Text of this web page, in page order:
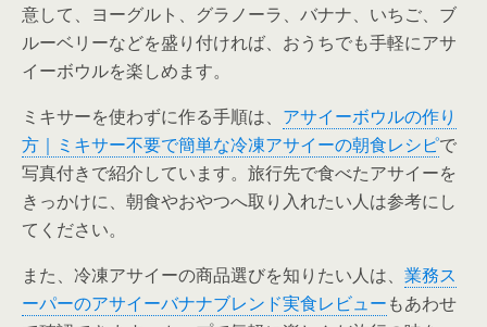
意して、ヨーグルト、グラノーラ、バナナ、いちご、ブ
ルーベリーなどを盛り付ければ、おうちでも手軽にアサ
イーボウルを楽しめます。
ミキサーを使わずに作る手順は、 アサイーボウルの作り
方｜ミキサー不要で簡単な冷凍アサイーの朝食レシピで
写真付きで紹介しています。旅行先で食べたアサイーを
きっかけに、朝食やおやつへ取り入れたい人は参考にし
てください。
また、冷凍アサイーの商品選びを知りたい人は、 業務ス
ーパーのアサイーバナナブレンド実食レビューもあわせ